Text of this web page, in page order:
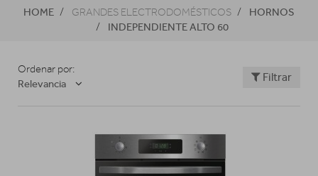
HOME GRANDES ELECTRODOMÉSTICOS
HORNOS
INDEPENDIENTE ALTO 60
Ordenar por:
Relevancia
Filtrar